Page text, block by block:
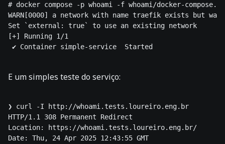
# docker compose -p whoami -f whoami/docker-
WARN[0000] a network with name traefik exists but
Set `external: true` to use an existing network
[+] Running 1/1
✔ Container simple-service  Started
E um simples teste do serviço:
❯ curl -I http://whoami.tests.loureiro.eng.br
HTTP/1.1 308 Permanent Redirect
Location: https://whoami.tests.loureiro.eng.br/
Date: Thu, 24 Apr 2025 12:43:55 GMT